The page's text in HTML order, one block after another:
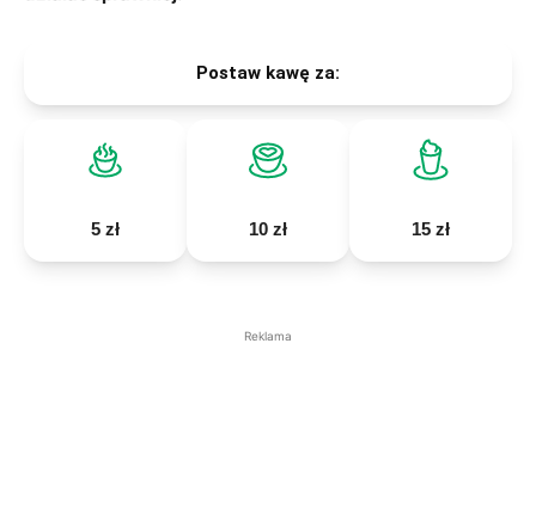
Postaw kawę za:
5 zł 10 zł 15 zł
Reklama